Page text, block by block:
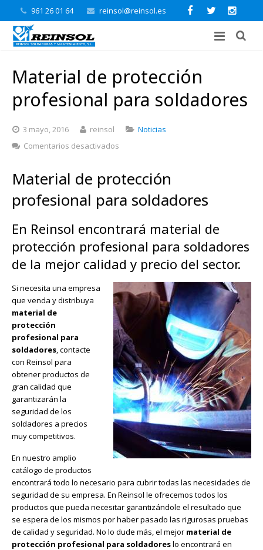
961 26 01 64 reinsol@reinsol.es
Material de protección
profesional para soldadores
3 mayo, 2016 reinsol
Noticias
Comentarios desactivados
protección
profesional
para
Material de protección
profesional para soldadores
En Reinsol encontrará material de
protección profesional para soldadores
de la mejor calidad y precio del sector.
Si necesita una empresa
que venda y distribuya
material de
protección
profesional para
soldadores, contacte
con Reinsol para
obtener productos de
gran calidad que
garantizarán la
seguridad de los
soldadores a precios
muy competitivos.
En nuestro amplio
catálogo de productos
encontrará todo lo necesario para cubrir todas las necesidades de
seguridad de su empresa. En Reinsol le ofrecemos todos los
productos que pueda necesitar garantizándole el resultado que
se espera de los mismos por haber pasado las rigurosas pruebas
de calidad y seguridad. No lo dude más, el mejor material de
protección profesional para soldadoreslo encontrará en